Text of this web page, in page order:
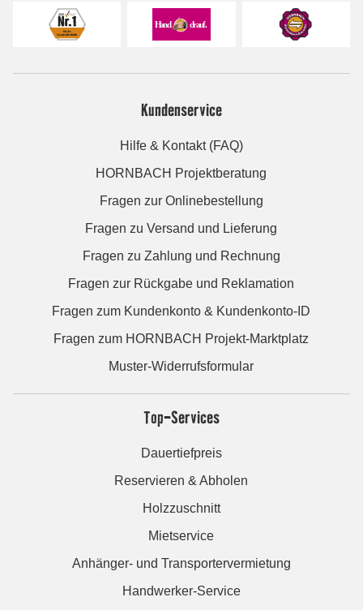
Kundenservice
Hilfe & Kontakt (FAQ)
HORNBACH Projektberatung
Fragen zur Onlinebestellung
Fragen zu Versand und Lieferung
Fragen zu Zahlung und Rechnung
Fragen zur Rückgabe und Reklamation
Fragen zum Kundenkonto & Kundenkonto-ID
Fragen zum HORNBACH Projekt-Marktplatz
Muster-Widerrufsformular
Top-Services
Dauertiefpreis
Reservieren & Abholen
Holzzuschnitt
Mietservice
Anhänger- und Transportervermietung
Handwerker-Service